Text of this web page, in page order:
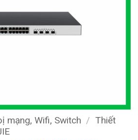
mạng, Wifi, Switch / Thiết